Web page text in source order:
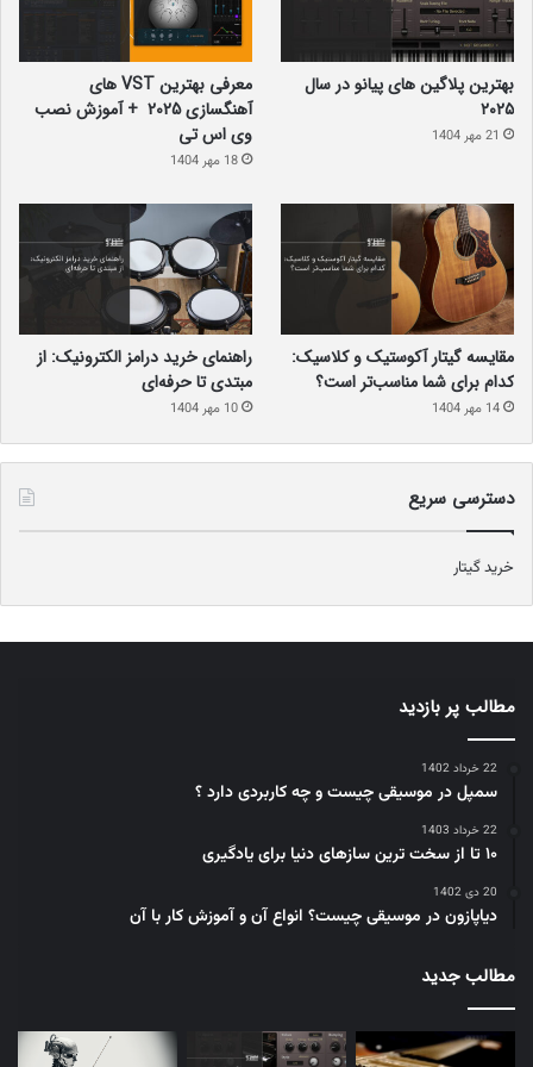
می‌کند. آکوردهای باره آکوردهایی هستند که در آن‌ها یک انگشت
تمام سیم‌ها را در یک فرت مشخص فشار می‌دهد. این نوع آکورد
در سبک‌های پاپ، راک و کانتری بسیار رایج است.
اندازه بدنه تأثیر مستقیمی بر حجم و طنین صدای گیتار دارد.
گیتار کلاسیک:
بدنه گیتار کلاسیک معمولاً کوچکتر و کم‌عمق‌تر از
گیتار آکوستیک است. این طراحی باعث تولید صدایی نرم‌تر،
متعادل‌تر و با تمرکز بیشتر بر فرکانس‌های میانی می‌شود.
گیتار آکوستیک:بدنه گیتار آکوستیک معمولاً بزرگتر و عمیق‌تر
است. این طراحی باعث تولید صدایی بلندتر، پرحجم‌تر و با بیس
قوی‌تر می‌شود. انواع مختلفی از بدنه‌های آکوستیک وجود دارد،
کدام ویژگی‌های صوتی خاص خود را دارند. بدنه
۴- سایز دسته:
گیتار کلاسیک:
عرض بیشتر دسته در ناحیه نات، فضای بیشتری را برای انگشتان
فراهم می‌کند و برای تکنیک‌های کلاسیک که نیاز به دقت و
جداسازی انگشتان دارند، مناسب است.
پروفایل C یا V شکل است. این طراحی باعث می‌شود که گرفتن
نوازندگی افزایش یابد.
۵- صفحه انگشت‌گذاری (فرت برد):
بهترین پلاگین‌ های پیانو در سال
۲۰۲۵
21 مهر 1404
معرفی بهترین VST های
آهنگسازی 2025 + آموزش نصب
وی اس تی
18 مهر 1404
مقایسه گیتار آکوستیک و کلاسیک:
کدام برای شما مناسب‌تر است؟
14 مهر 1404
راهنمای خرید درامز الکترونیک: از
مبتدی تا حرفه‌ای
10 مهر 1404
دسترسی سریع
خرید گیتار
مطالب پر بازدید
22 خرداد 1402
سمپل در موسیقی چیست و چه کاربردی دارد ؟
22 خرداد 1403
۱۰ تا از سخت ترین سازهای دنیا برای یادگیری
20 دی 1402
دیاپازون در موسیقی چیست؟ انواع آن و آموزش کار با آن
مطالب جدید